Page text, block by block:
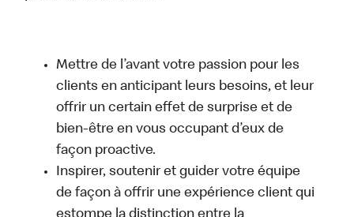
Mettre de l’avant votre passion pour les
clients en anticipant leurs besoins, et leur
offrir un certain effet de surprise et de
bien-être en vous occupant d’eux de
façon proactive.
Inspirer, soutenir et guider votre équipe
de façon à offrir une expérience client qui